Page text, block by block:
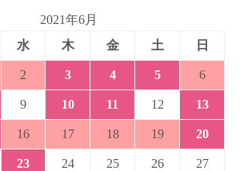
2021年6月
水 木 金 土 日
2 3 4 5 6
9 10 11 12 13
16 17 18 19 20
23 24 25 26 27